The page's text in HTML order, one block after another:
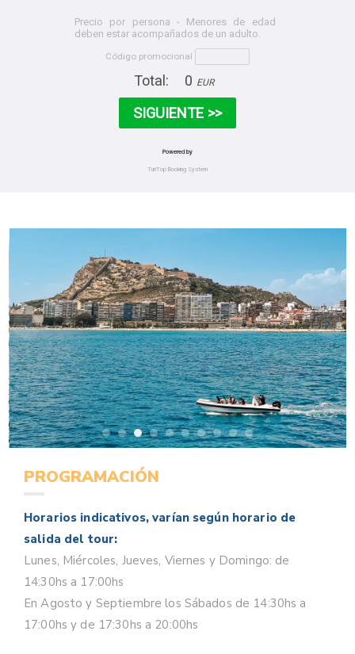
PROGRAMACIÓN
Horarios indicativos, varían según horario de
salida del tour:
Lunes, Miércoles, Jueves, Viernes y Domingo: de
14:30hs a 17:00hs
En Agosto y Septiembre los Sábados de 14:30hs a
17:00hs y de 17:30hs a 20:00hs